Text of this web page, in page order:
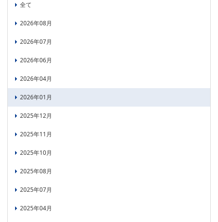
ニュース
プレスリリース
全て
2026年08月
2026年07月
2026年06月
2026年04月
2026年01月
2025年12月
2025年11月
2025年10月
2025年08月
2025年07月
2025年04月